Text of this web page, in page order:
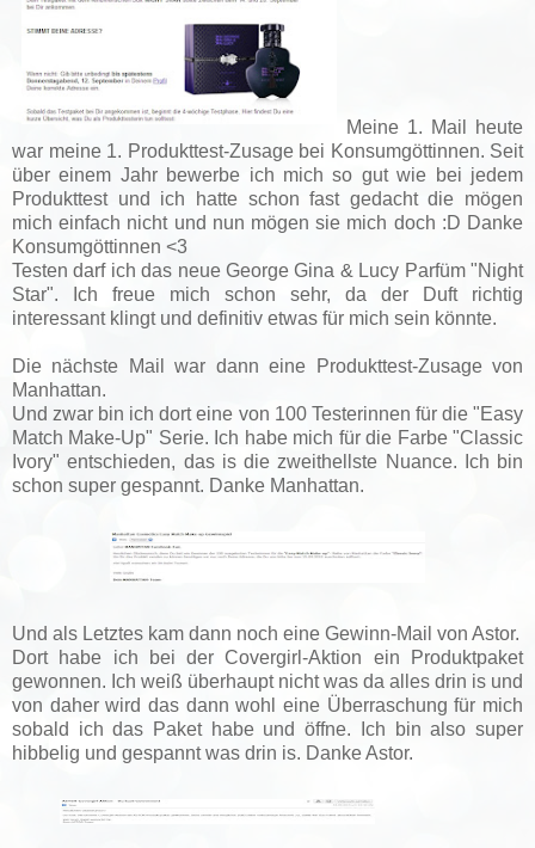
Meine 1. Mail heute
war meine 1. Produkttest-Zusage bei Konsumgöttinnen. Seit
über einem Jahr bewerbe ich mich so gut wie bei jedem
Produkttest und ich hatte schon fast gedacht die mögen
mich einfach nicht und nun mögen sie mich doch :D Danke
Konsumgöttinnen <3
Testen darf ich das neue George Gina & Lucy Parfüm "Night
Star". Ich freue mich schon sehr, da der Duft richtig
interessant klingt und definitiv etwas für mich sein könnte.
Die nächste Mail war dann eine Produkttest-Zusage von
Manhattan.
Und zwar bin ich dort eine von 100 Testerinnen für die "Easy
Match Make-Up" Serie. Ich habe mich für die Farbe "Classic
Ivory" entschieden, das is die zweithellste Nuance. Ich bin
schon super gespannt. Danke Manhattan.
Und als Letztes kam dann noch eine Gewinn-Mail von Astor.
Dort habe ich bei der Covergirl-Aktion ein Produktpaket
gewonnen. Ich weiß überhaupt nicht was da alles drin is und
von daher wird das dann wohl eine Überraschung für mich
sobald ich das Paket habe und öffne. Ich bin also super
hibbelig und gespannt was drin is. Danke Astor.